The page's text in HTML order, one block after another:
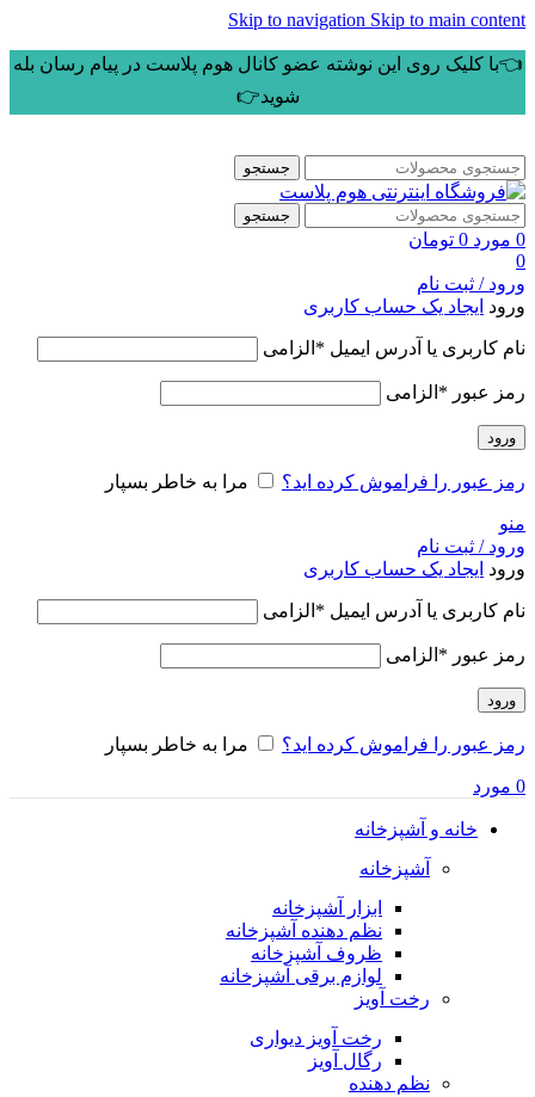
Skip to navigation Skip to main content
👈با کلیک روی این نوشته عضو کانال هوم پلاست در پیام رسان بله
شوید👉
جستجو
جستجو
0 مورد 0 تومان
0
ورود / ثبت نام
ورود ایجاد یک حساب کاربری
نام کاربری یا آدرس ایمیل * الزامی
رمز عبور * الزامی
ورود
رمز عبور را فراموش کرده اید؟ مرا به خاطر بسپار
منو
ورود / ثبت نام
ورود ایجاد یک حساب کاربری
نام کاربری یا آدرس ایمیل * الزامی
رمز عبور * الزامی
ورود
رمز عبور را فراموش کرده اید؟ مرا به خاطر بسپار
0 مورد
خانه و آشپزخانه
آشپزخانه
ابزار آشپزخانه
نظم دهنده آشپزخانه
ظروف آشپزخانه
لوازم برقی آشپزخانه
رخت آویز
رخت آویز دیواری
رگال آویز
نظم دهنده